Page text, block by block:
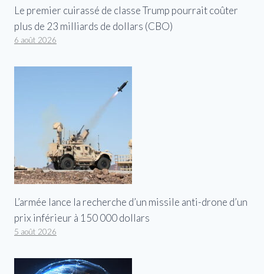
Le premier cuirassé de classe Trump pourrait coûter
plus de 23 milliards de dollars (CBO)
6 août 2026
L’armée lance la recherche d’un missile anti-drone d’un
prix inférieur à 150 000 dollars
5 août 2026